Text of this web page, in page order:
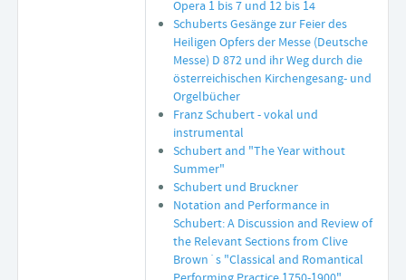
Opera 1 bis 7 und 12 bis 14
Schuberts Gesänge zur Feier des
Heiligen Opfers der Messe (Deutsche
Messe) D 872 und ihr Weg durch die
österreichischen Kirchengesang- und
Orgelbücher
Franz Schubert - vokal und
instrumental
Schubert and "The Year without
Summer"
Schubert und Bruckner
Notation and Performance in
Schubert: A Discussion and Review of
the Relevant Sections from Clive
Brown´s "Classical and Romantical